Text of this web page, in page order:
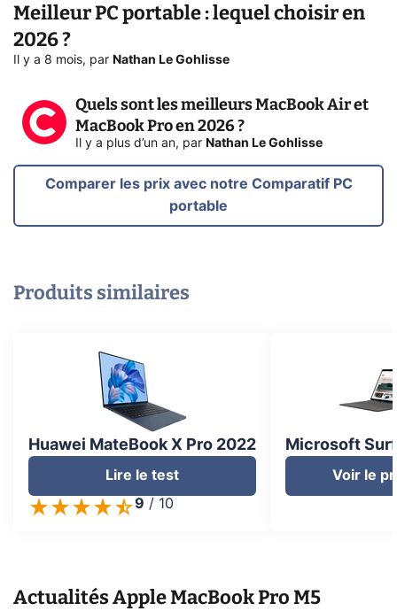
Meilleur PC portable : lequel choisir en
2026 ?
Il y a 8 mois, par Nathan Le Gohlisse
Quels sont les meilleurs MacBook Air et
MacBook Pro en 2026 ?
Il y a plus d’un an, par Nathan Le Gohlisse
Comparer les prix avec notre Comparatif PC
portable
Produits similaires
Huawei MateBook X Pro 2022
Lire le test
9 / 10
Microsoft
Voir le
ActualitésApple MacBook Pro M5